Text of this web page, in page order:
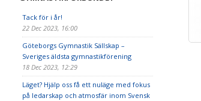
Tack för i år!
22 Dec 2023, 16:00
Göteborgs Gymnastik Sällskap –
Sveriges äldsta gymnastikförening
18 Dec 2023, 12:29
Läget? Hjälp oss få ett nuläge med fokus
på ledarskap och atmosfär inom Svensk